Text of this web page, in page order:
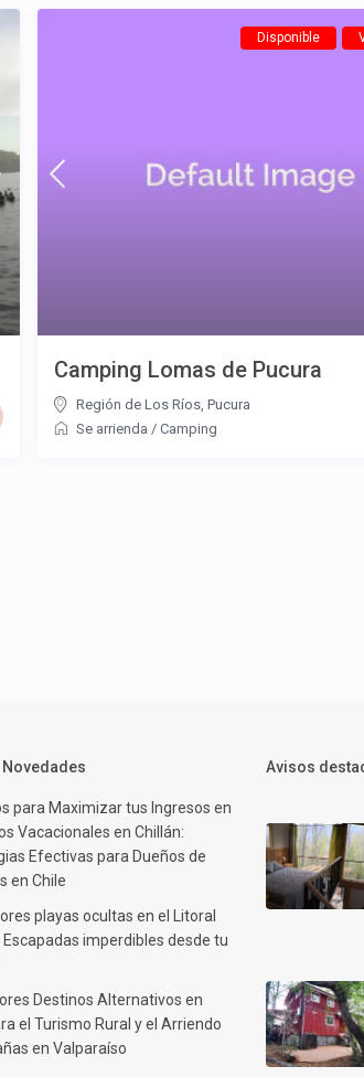
Disponible
Camping Lomas de Pucura
Región de Los Ríos, Pucura
Se arrienda / Camping
Novedades
para Maximizar tus Ingresos en
Vacacionales en Chillán:
Efectivas para Dueños de
en Chile
playas ocultas en el Litoral
Escapadas imperdibles desde tu
Destinos Alternativos en
el Turismo Rural y el Arriendo
en Valparaíso
Avisos